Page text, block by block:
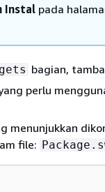
Instal pada
bagian,
perlu
menunjukkan
file: